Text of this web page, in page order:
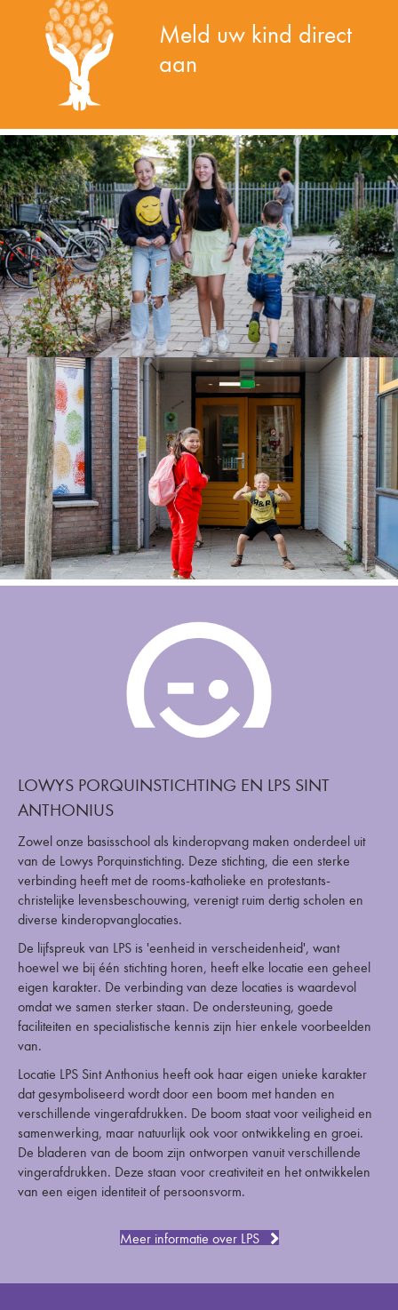
Meld uw kind direct
aan
LOWYS PORQUINSTICHTING EN LPS SINT
ANTHONIUS
Zowel onze basisschool als kinderopvang maken onderdeel uit
van de Lowys Porquinstichting. Deze stichting, die een sterke
verbinding heeft met de rooms-katholieke en protestants-
christelijke levensbeschouwing, verenigt ruim dertig scholen en
diverse kinderopvanglocaties.
De lijfspreuk van LPS is 'eenheid in verscheidenheid', want
hoewel we bij één stichting horen, heeft elke locatie een geheel
eigen karakter. De verbinding van deze locaties is waardevol
omdat we samen sterker staan. De ondersteuning, goede
faciliteiten en specialistische kennis zijn hier enkele voorbeelden
van.
Locatie LPS Sint Anthonius heeft ook haar eigen unieke karakter
dat gesymboliseerd wordt door een boom met handen en
verschillende vingerafdrukken. De boom staat voor veiligheid en
samenwerking, maar natuurlijk ook voor ontwikkeling en groei.
De bladeren van de boom zijn ontworpen vanuit verschillende
vingerafdrukken. Deze staan voor creativiteit en het ontwikkelen
van een eigen identiteit of persoonsvorm.
Meer informatie over LPS